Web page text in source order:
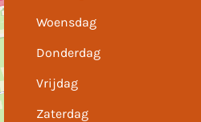
Woensdag
Donderdag
Vrijdag
Zaterdag